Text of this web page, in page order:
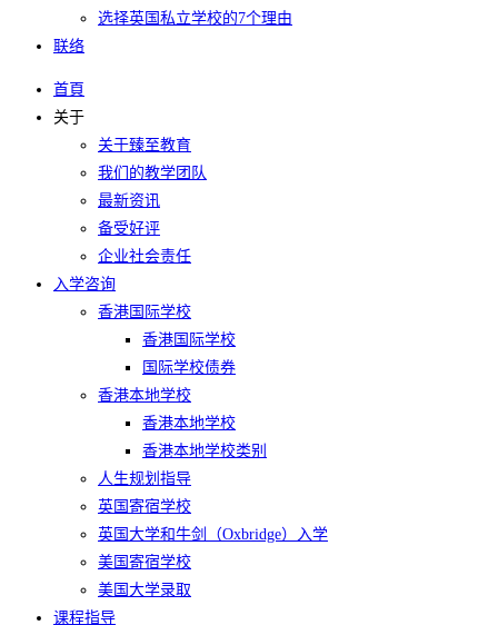
选择英国私立学校的7个理由​
联络
首頁
关于
关于臻至教育
我们的教学团队​
最新资讯
备受好评
企业社会责任​
入学咨询
香港国际学校
香港国际学校
国际学校债券
香港本地学校
香港本地学校
香港本地学校类别
人生规划指导
英国寄宿学校
英国大学和牛剑（Oxbridge）入学
美国寄宿学校
美国大学录取
课程指导